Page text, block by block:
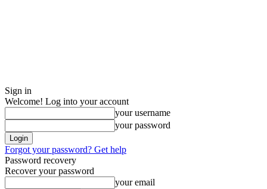
Sign in
Welcome! Log into your account
your username
your password
Forgot your password? Get help
Password recovery
Recover your password
your email